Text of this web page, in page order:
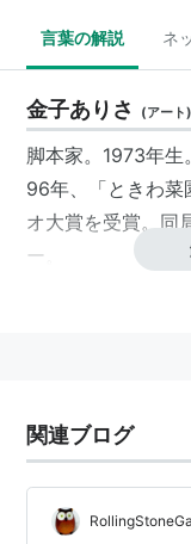
言葉の解説 ネ
金子ありさ (アート)
脚本家。1973年生
96年、「ときわ菜
オ大賞を受賞。同
ー。
「恋愛結婚の法
「ナースのお
「女子アナ。」
「お義母さんと
関連ブログ